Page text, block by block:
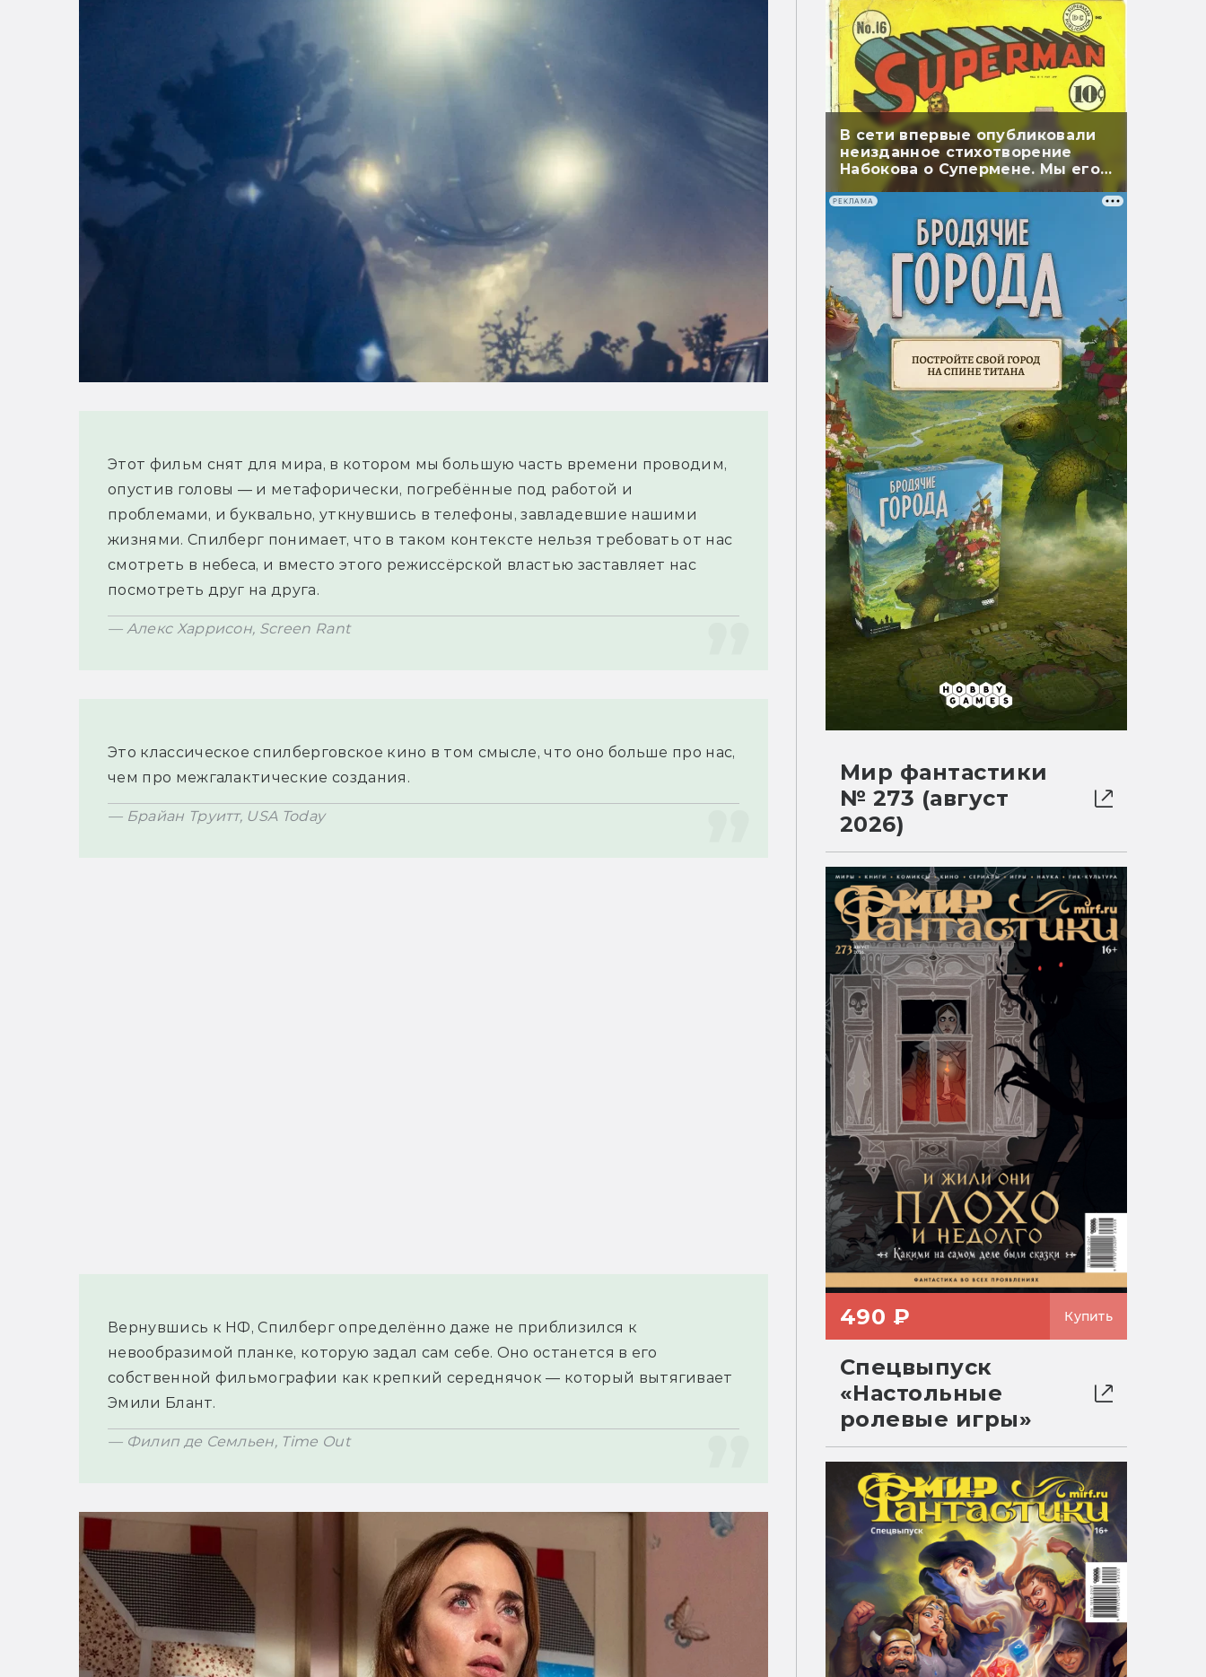
Этот фильм снят для мира, в котором мы большую часть времени проводим,
опустив головы — и метафорически, погребённые под работой и
проблемами, и буквально, уткнувшись в телефоны, завладевшие нашими
жизнями. Спилберг понимает, что в таком контексте нельзя требовать от нас
смотреть в небеса, и вместо этого режиссёрской властью заставляет нас
— Алекс Харрисон, Screen Rant
Это классическое спилберговское кино в том смысле, что оно больше про нас,
— Брайан Труитт, USA Today
Вернувшись к НФ, Спилберг определённо даже не приблизился к
невообразимой планке, которую задал сам себе. Оно останется в его
собственной фильмографии как крепкий середнячок — который вытягивает
— Филип де Семльен, Time Out
В сети впервые опубликовали
неизданное стихотворение
Набокова о Супермене. Мы его
перевели
РЕКЛАМА
Мир фантастики
№ 273 (август
2026)
490 ₽ Купить
Спецвыпуск
«Настольные
ролевые игры»